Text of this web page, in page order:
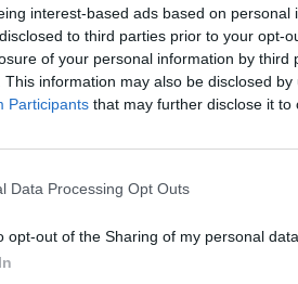
interest-based ads based on
to third parties prior to your opt-
of your personal information by third
This information may also be disclosed
Participants that may further disclose it to
Data Processing Opt Outs
opt-out of the Sharing of my personal data.
(getty images)
, rivelazione dell'ultima
di euro, offrendo al
avrebbe subito una
riportato da Evening Standard,